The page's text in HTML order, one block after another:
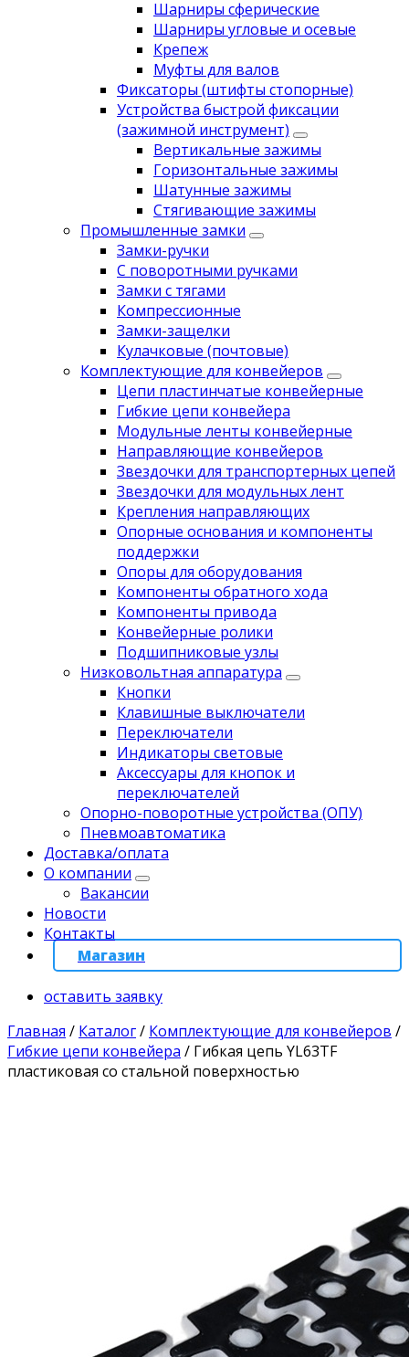
Шарниры сферические
Шарниры угловые и осевые
Крепеж
Муфты для валов
Фиксаторы (штифты стопорные)
Устройства быстрой фиксации
(зажимной инструмент)
Вертикальные зажимы
Горизонтальные зажимы
Шатунные зажимы
Стягивающие зажимы
Промышленные замки
Замки-ручки
С поворотными ручками
Замки с тягами
Компрессионные
Замки-защелки
Кулачковые (почтовые)
Комплектующие для конвейеров
Цепи пластинчатые конвейерные
Гибкие цепи конвейера
Модульные ленты конвейерные
Направляющие конвейеров
Звездочки для транспортерных цепей
Звездочки для модульных лент
Крепления направляющих
Опорные основания и компоненты
поддержки
Опоры для оборудования
Компоненты обратного хода
Компоненты привода
Koнвейерныe pолики
Подшипниковые узлы
Низковольтная аппаратура
Кнопки
Клавишные выключатели
Переключатели
Индикаторы световые
Аксессуары для кнопок и
переключателей
Опорно-поворотные устройства (ОПУ)
Пневмоавтоматика
Доставка/оплата
О компании
Вакансии
Новости
Контакты
Магазин
оставить заявку
Главная / Каталог/ Комплектующие для конвейеров /
Гибкие цепи конвейера / Гибкая цепь YL63TF
пластиковая со стальной поверхностью